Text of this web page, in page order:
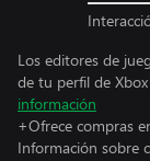
Los editores de
de tu perfil de
información
+Ofrece compras
Información sobre